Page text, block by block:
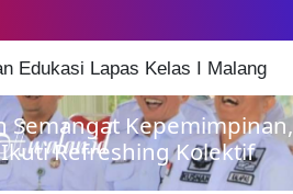
Edukasi Lapas Kelas I Malang
Semangat Kepemimpinan,
Refreshing Kolektif